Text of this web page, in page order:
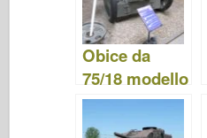
Obice da
75/18 modello
35 – 사진 및
비디오